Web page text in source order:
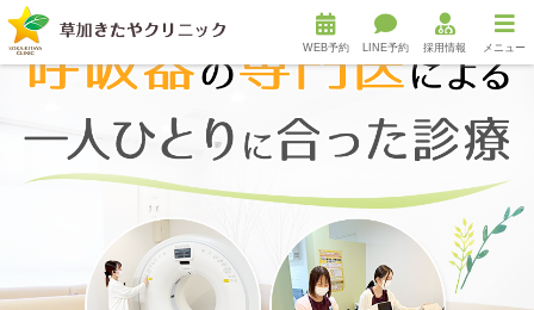
WEB予約 LINE予約 採用情報 メニュー